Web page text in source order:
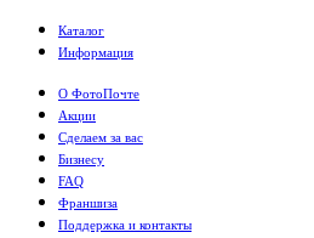
Каталог
Информация
О ФотоПочте
Акции
Сделаем за вас
Бизнесу
FAQ
Франшиза
Поддержка и контакты